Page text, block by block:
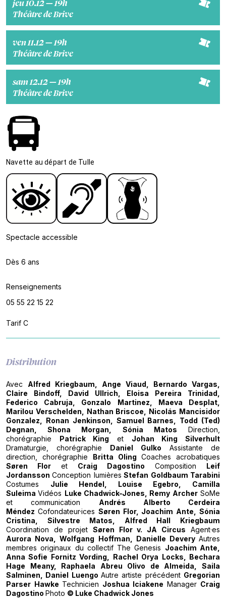
jeu 10.12 — 19h
Théâtre de Brive
ven 11.12 — 19h
Théâtre de Brive
sam 12.12 — 19h
Théâtre de Brive
Navette au départ de Tulle
Spectacle accessible
Dès 6 ans
Renseignements
05 55 22 15 22
Tarif C
Distribution
Avec Alfred Kriegbaum, Ange Viaud, Bernardo Vargas,
Claire Bindoff, David Ullrich, Eloisa Pereira Trinidad,
Federico Cabruja, Gonzalo Martinez, Maeva Desplat,
Marilou Verschelden, Nathan Briscoe, Nicolás Mancisidor
Gonzalez, Ronan Jenkinson, Samuel Barnes, Todd (Ted)
Degnan, Shona Morgan, Sónia Matos Direction,
chorégraphie Patrick King et Johan King Silverhult
Dramaturgie, chorégraphie Daniel Gulko Assistante de
direction, chorégraphie Britta Oling Coaches acrobatiques
Søren Flor et Craig Dagostino Composition Leif
JordanssonConception lumières Stefan Goldbaum Tarabini
Costumes Julie Hendel, Louise Egebro, Camilla
SuleimaVidéos Luke Chadwick-Jones, Remy ArcherSoMe
et communication Andrés Alberto Cerdeira
Méndez Cofondateur·ices Søren Flor, Joachim Ante, Sónia
Cristina, Silvestre Matos, Alfred Hall Kriegbaum
Coordination de projet Søren Flor v. JA Circus Agent·es
Aurora Nova, Wolfgang Hoffman, Danielle Devery Autres
membres originaux du collectif The Genesis Joachim Ante,
Anna Sofie Fornitz Vording, Rachel Orya Locks, Bechara
Hage Meany, Raphaela Abreu Olivo de Almeida, Saila
Salminen, Daniel Luengo Autre artiste précédent Gregorian
Parser Hawke Technicien Joshua Iciakene Manager Craig
Dagostino Photo © Luke Chadwick Jones